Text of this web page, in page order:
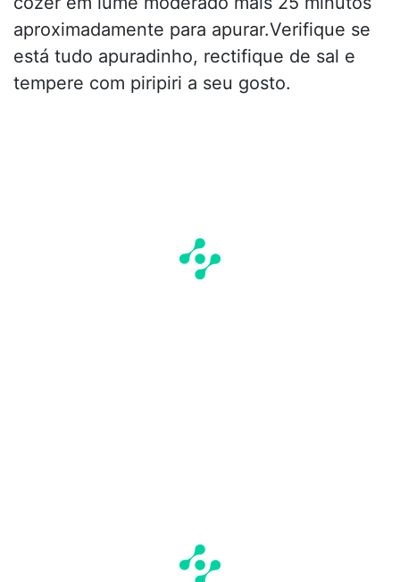
aproximadamente para apurar.Verifique se
está tudo apuradinho, rectifique de sal e
tempere com piripiri a seu gosto.